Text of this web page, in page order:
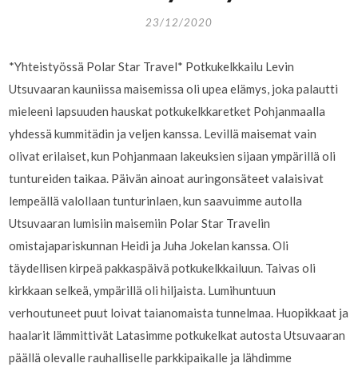
23/12/2020
*Yhteistyössä Polar Star Travel* Potkukelkkailu Levin
Utsuvaaran kauniissa maisemissa oli upea elämys, joka palautti
mieleeni lapsuuden hauskat potkukelkkaretket Pohjanmaalla
yhdessä kummitädin ja veljen kanssa. Levillä maisemat vain
olivat erilaiset, kun Pohjanmaan lakeuksien sijaan ympärillä oli
tuntureiden taikaa. Päivän ainoat auringonsäteet valaisivat
lempeällä valollaan tunturinlaen, kun saavuimme autolla
Utsuvaaran lumisiin maisemiin Polar Star Travelin
omistajapariskunnan Heidi ja Juha Jokelan kanssa. Oli
täydellisen kirpeä pakkaspäivä potkukelkkailuun. Taivas oli
kirkkaan selkeä, ympärillä oli hiljaista. Lumihuntuun
verhoutuneet puut loivat taianomaista tunnelmaa. Huopikkaat ja
haalarit lämmittivät Latasimme potkukelkat autosta Utsuvaaran
päällä olevalle rauhalliselle parkkipaikalle ja lähdimme